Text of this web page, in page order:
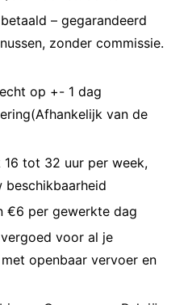
– gegarandeerd
zonder commissie.
op +- 1 dag
van de
16 tot 32 uur per week,
beschikbaarheid
€6 per gewerkte dag
voor al je
openbaar vervoer en